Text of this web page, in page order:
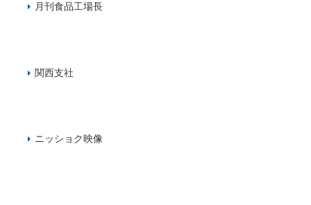
月刊食品工場長
関西支社
ニッショク映像